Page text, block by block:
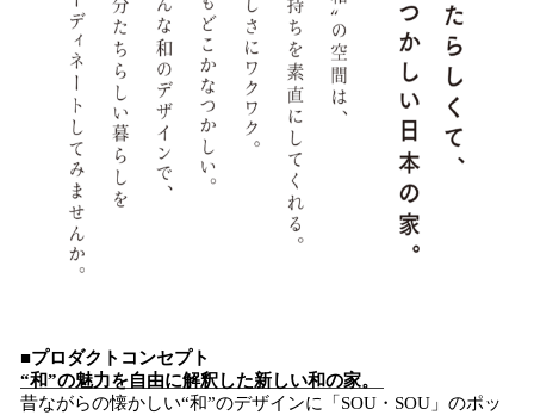
■プロダクトコンセプト
“和”の魅力を自由に解釈した新しい和の家。
昔ながらの懐かしい“和”のデザインに「SOU・SOU」のポッ